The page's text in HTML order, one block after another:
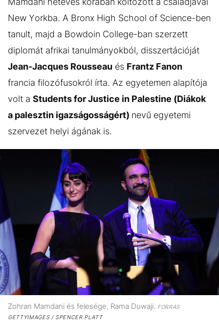
New Yorkba. A Bronx High School of Science-ben
tanult, majd a Bowdoin College-ban szerzett
diplomát afrikai tanulmányokból, disszertációját
Jean-Jacques Rousseau és Frantz Fanon
francia filozófusokról írta. Az egyetemen alapítója
volt a Students for Justice in Palestine (Diákok
a palesztin igazságosságért) nevű egyetemi
szervezet helyi ágának is.
Zohran Mamdani és felesége, Rama Duwaji. FORRÁS
GETTYIMAGES / SPENCER PLATT